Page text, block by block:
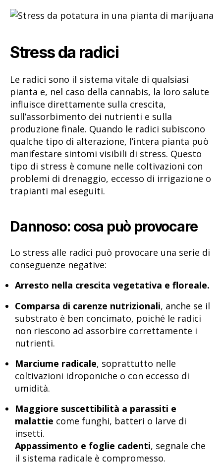
Stress da radici
Le radici sono il sistema vitale di qualsiasi
pianta e, nel caso della cannabis, la loro salute
influisce direttamente sulla crescita,
sull’assorbimento dei nutrienti e sulla
produzione finale. Quando le radici subiscono
qualche tipo di alterazione, l’intera pianta può
manifestare sintomi visibili di stress. Questo
tipo di stress è comune nelle coltivazioni con
problemi di drenaggio, eccesso di irrigazione o
trapianti mal eseguiti.
Dannoso: cosa può provocare
Lo stress alle radici può provocare una serie di
conseguenze negative:
Arresto nella crescita vegetativa e floreale.
Comparsa di carenze nutrizionali, anche se il
substrato è ben concimato, poiché le radici
non riescono ad assorbire correttamente i
nutrienti.
Marciume radicale, soprattutto nelle
coltivazioni idroponiche o con eccesso di
umidità.
Maggiore suscettibilità a parassiti e
malattie come funghi, batteri o larve di
insetti.
Appassimento e foglie cadenti, segnale che
il sistema radicale è compromesso.